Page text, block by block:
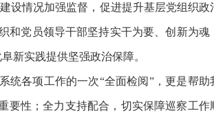
设情况加强监督，促进提升基层党组织政
党员领导干部坚持实干为要、创新为魂
新实践提供坚强政治保障。
统各项工作的一次“全面检阅”，更是帮助
要性；全力支持配合，切实保障巡察工作